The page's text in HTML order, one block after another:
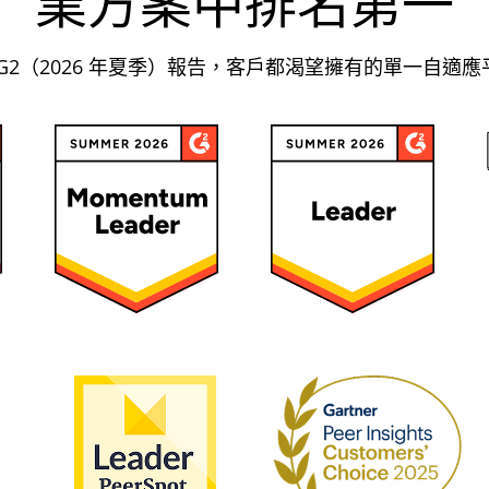
（2026 年夏季）報告，客戶都渴望擁有的單一自適應